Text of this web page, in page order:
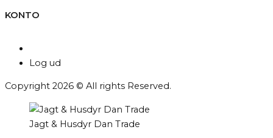
KONTO
Log ud
Copyright 2026 © All rights Reserved.
Jagt & Husdyr Dan Trade